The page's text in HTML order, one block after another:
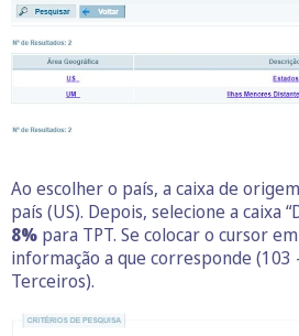
Ao escolher o país, a caixa de
país (US). Depois, selecione a caixa
8% para TPT. Se colocar o cursor
informação a que corresponde (103
Terceiros).